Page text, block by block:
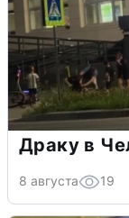
Драку в
8 августа 19